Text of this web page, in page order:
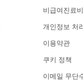
비급여진료
개인정보 처
이용약관
쿠키 정책
이메일 무단